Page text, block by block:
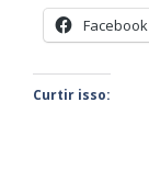
Facebook
Curtir isso: